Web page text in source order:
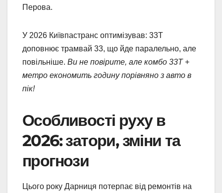
Перова.
У 2026 Київпастранс оптимізував: 33Т
доповнює трамвай 33, що йде паралельно, але
повільніше. Ви не повірите, але комбо 33Т +
метро економить годину порівняно з авто в
пік!
Особливості руху в
2026: затори, зміни та
прогнози
Цього року Дарниця потерпає від ремонтів на